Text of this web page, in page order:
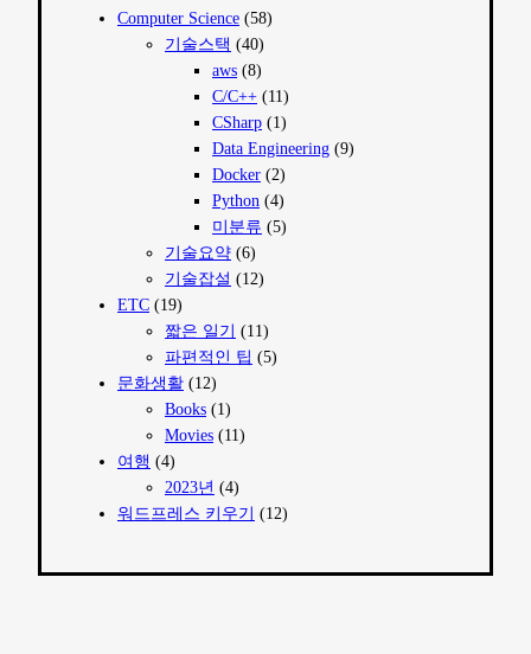
Computer Science (58)
기술스택 (40)
aws (8)
C/C++ (11)
CSharp (1)
Data Engineering (9)
Docker (2)
Python (4)
미분류 (5)
기술요약 (6)
기술잡설 (12)
ETC (19)
짧은 일기 (11)
파편적인 팁 (5)
문화생활 (12)
Books (1)
Movies (11)
여행 (4)
2023년 (4)
워드프레스 키우기 (12)